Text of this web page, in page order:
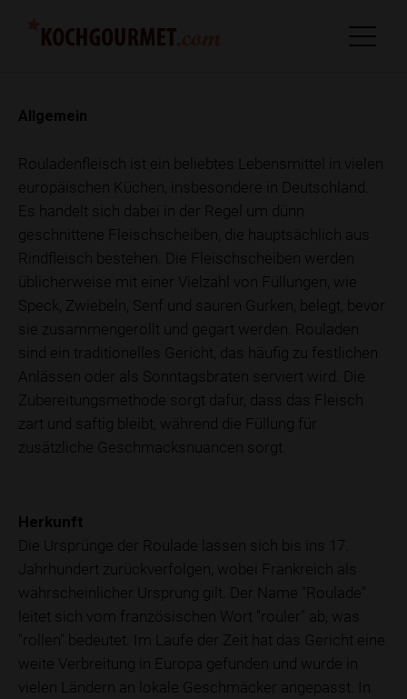
Allgemein
Rouladenfleisch ist ein beliebtes Lebensmittel in vielen
europäischen Küchen, insbesondere in Deutschland.
Es handelt sich dabei in der Regel um dünn
geschnittene Fleischscheiben, die hauptsächlich aus
Rindfleisch bestehen. Die Fleischscheiben werden
üblicherweise mit einer Vielzahl von Füllungen, wie
Speck, Zwiebeln, Senf und sauren Gurken, belegt, bevor
sie zusammengerollt und gegart werden. Rouladen
sind ein traditionelles Gericht, das häufig zu festlichen
Anlässen oder als Sonntagsbraten serviert wird. Die
Zubereitungsmethode sorgt dafür, dass das Fleisch
zart und saftig bleibt, während die Füllung für
zusätzliche Geschmacksnuancen sorgt.
Herkunft
Die Ursprünge der Roulade lassen sich bis ins 17.
Jahrhundert zurückverfolgen, wobei Frankreich als
wahrscheinlicher Ursprung gilt. Der Name "Roulade"
leitet sich vom französischen Wort "rouler" ab, was
"rollen" bedeutet. Im Laufe der Zeit hat das Gericht eine
weite Verbreitung in Europa gefunden und wurde in
vielen Ländern an lokale Geschmäcker angepasst. In